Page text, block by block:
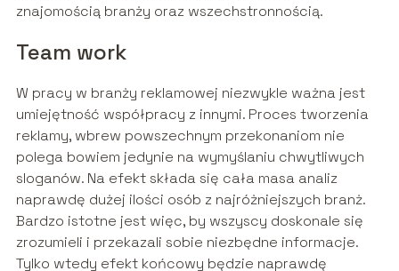
znajomością branży oraz wszechstronnością.
Team work
W pracy w branży reklamowej niezwykle ważna jest
umiejętność współpracy z innymi. Proces tworzenia
reklamy, wbrew powszechnym przekonaniom nie
polega bowiem jedynie na wymyślaniu chwytliwych
sloganów. Na efekt składa się cała masa analiz
naprawdę dużej ilości osób z najróżniejszych branż.
Bardzo istotne jest więc, by wszyscy doskonale się
zrozumieli i przekazali sobie niezbędne informacje.
Tylko wtedy efekt końcowy będzie naprawdę